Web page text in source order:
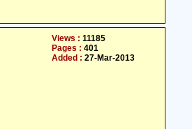
Views : 11185
Pages : 401
Added : 27-Mar-2013